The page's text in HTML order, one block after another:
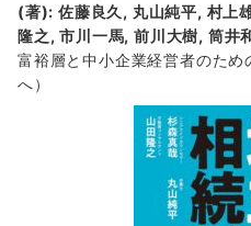
(著): 佐藤良久, 丸山純平, 村上
隆之, 市川一馬, 前川大樹, 筒井
富裕層と中小企業経営者のため
へ）